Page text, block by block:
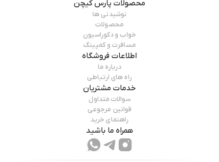
محصولات پارس کیچن
نوشیدنی ها
محصولات
خواب و دکوراسیون
مسافرت و کمپینگ
اطلاعات فروشگاه
درباره ما
راه های ارتباطی
خدمات مشتریان
سوالات متداول
قوانین مرجوعی
راهنمای خرید
همراه ما باشید